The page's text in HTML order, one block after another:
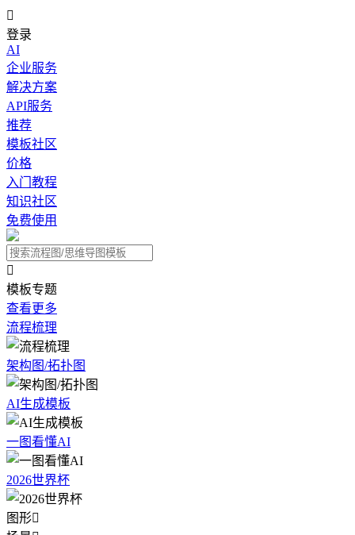

登录
AI
企业服务
解决方案
API服务
推荐
模板社区
价格
入门教程
知识社区
免费使用

模板专题
查看更多
流程梳理
架构图/拓扑图
AI生成模板
一图看懂AI
2026世界杯
图形